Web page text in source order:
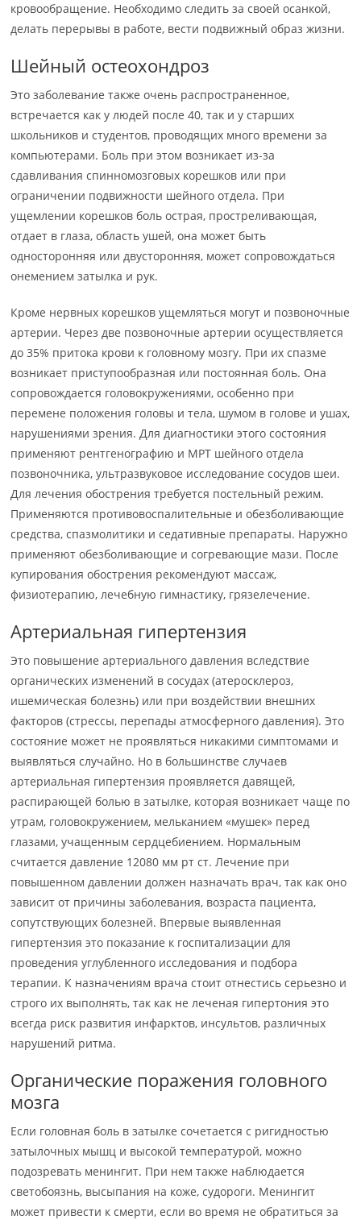
кровообращение. Необходимо следить за своей осанкой,
делать перерывы в работе, вести подвижный образ жизни.
Шейный остеохондроз
Это заболевание также очень распространенное,
встречается как у людей после 40, так и у старших
школьников и студентов, проводящих много времени за
компьютерами. Боль при этом возникает из-за
сдавливания спинномозговых корешков или при
ограничении подвижности шейного отдела. При
ущемлении корешков боль острая, простреливающая,
отдает в глаза, область ушей, она может быть
односторонняя или двусторонняя, может сопровождаться
онемением затылка и рук.
Кроме нервных корешков ущемляться могут и позвоночные
артерии. Через две позвоночные артерии осуществляется
до 35% притока крови к головному мозгу. При их спазме
возникает приступообразная или постоянная боль. Она
сопровождается головокружениями, особенно при
перемене положения головы и тела, шумом в голове и ушах,
нарушениями зрения. Для диагностики этого состояния
применяют рентгенографию и МРТ шейного отдела
позвоночника, ультразвуковое исследование сосудов шеи.
Для лечения обострения требуется постельный режим.
Применяются противовоспалительные и обезболивающие
средства, спазмолитики и седативные препараты. Наружно
применяют обезболивающие и согревающие мази. После
купирования обострения рекомендуют массаж,
физиотерапию, лечебную гимнастику, грязелечение.
Артериальная гипертензия
Это повышение артериального давления вследствие
органических изменений в сосудах (атеросклероз,
ишемическая болезнь) или при воздействии внешних
факторов (стрессы, перепады атмосферного давления). Это
состояние может не проявляться никакими симптомами и
выявляться случайно. Но в большинстве случаев
артериальная гипертензия проявляется давящей,
распирающей болью в затылке, которая возникает чаще по
утрам, головокружением, мельканием «мушек» перед
глазами, учащенным сердцебиением. Нормальным
считается давление 12080 мм рт ст. Лечение при
повышенном давлении должен назначать врач, так как оно
зависит от причины заболевания, возраста пациента,
сопутствующих болезней. Впервые выявленная
гипертензия это показание к госпитализации для
проведения углубленного исследования и подбора
терапии. К назначениям врача стоит отнестись серьезно и
строго их выполнять, так как не леченая гипертония это
всегда риск развития инфарктов, инсультов, различных
нарушений ритма.
Органические поражения головного
мозга
Если головная боль в затылке сочетается с ригидностью
затылочных мышц и высокой температурой, можно
подозревать менингит. При нем также наблюдается
светобоязнь, высыпания на коже, судороги. Менингит
может привести к смерти, если во время не обратиться за